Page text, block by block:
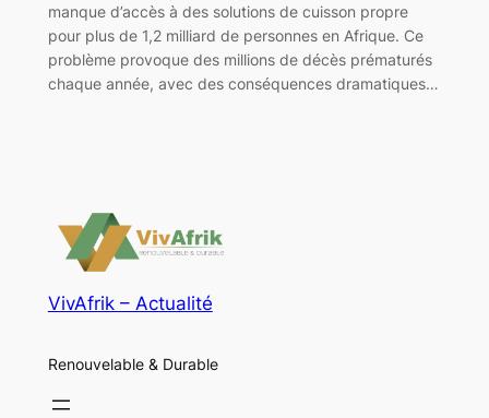
manque d’accès à des solutions de cuisson propre
pour plus de 1,2 milliard de personnes en Afrique. Ce
problème provoque des millions de décès prématurés
chaque année, avec des conséquences dramatiques…
VivAfrik – Actualité
Renouvelable & Durable